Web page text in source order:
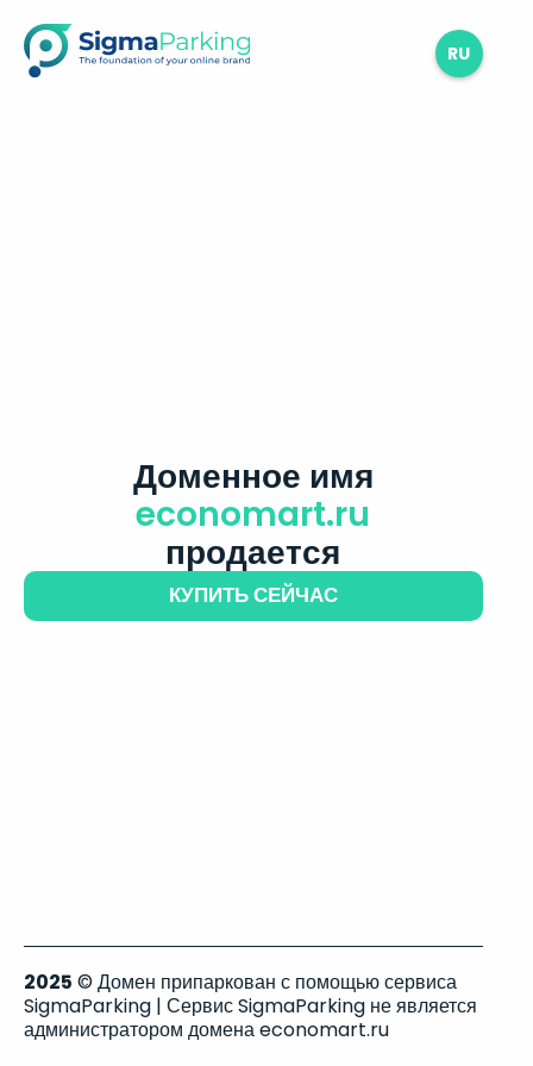
RU
Доменное имя
economart.ru
продается
КУПИТЬ СЕЙЧАС
2025 © Домен припаркован с помощью сервиса
SigmaParking | Сервис SigmaParking не является
администратором домена economart.ru